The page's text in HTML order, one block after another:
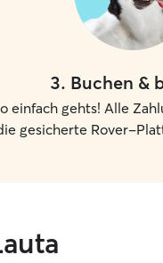
3. Buchen &
einfach gehts! Alle
gesicherte Rover-